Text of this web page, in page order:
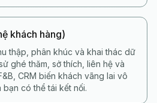
khách hàng)
thập, phân khúc và khai thác dữ
ghé thăm, sở thích, liên hệ và
CRM biến khách vãng lai vô
có thể tái kết nối.